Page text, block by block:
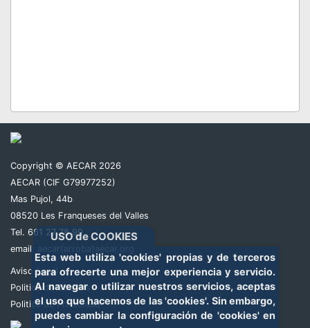
USO de COOKIES
Esta web utiliza 'cookies' propias y de terceros
para ofrecerte una mejor experiencia y servicio.
Al navegar o utilizar nuestros servicios, aceptas
el uso que hacemos de las 'cookies'. Sin embargo,
puedes cambiar la configuración de 'cookies' en
Copyright © AECAR 2026
AECAR (CIF G79977252)
Mas Pujol, 44b
08520 Les Franqueses del Valles
Tel. 661 27 78 99
email:
aecar(arroba)aecar.org
Aviso Legal
Politica de Cookies
Politica de Privacidad